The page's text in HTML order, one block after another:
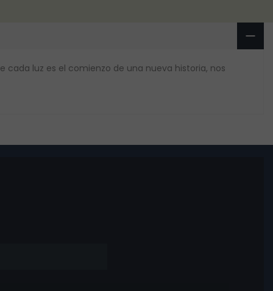
cada luz es el comienzo de una nueva historia, nos